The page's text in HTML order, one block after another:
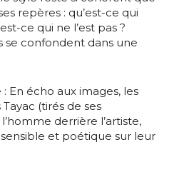
repères : qu’est-ce qui
ce qui ne l’est pas ?
se confondent dans une
En écho aux images, les
(tirés de ses
derrière l’artiste,
et poétique sur leur